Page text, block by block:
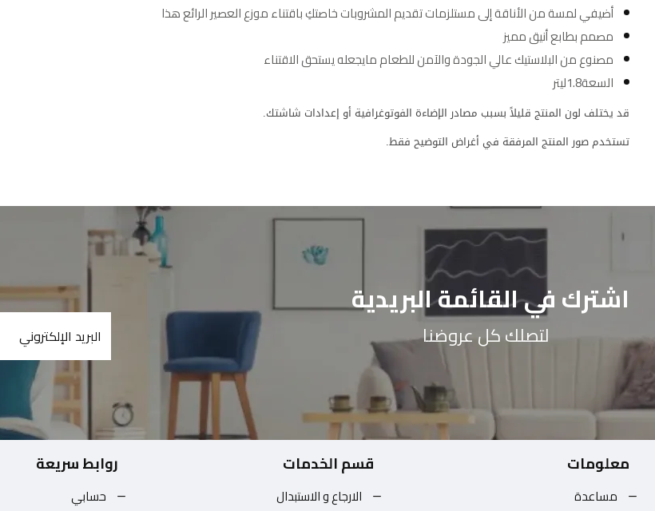
أضيفي لمسة من الأناقة إلى مستلزمات تقديم المشروبات خاصتكِ باقتناء موزع العصير الرائع هذا
مصمم بطابع أنيق مميز
مصنوع من البلاستيك عالي الجودة والآمن للطعام مايجعله يستحق الاقتناء
السعة1.8ليتر
قد يختلف لون المنتج قليلاً بسبب مصادر الإضاءة الفوتوغرافية أو إعدادات شاشتك.
تستخدم صور المنتج المرفقة في أغراض التوضيح فقط.
اشترك في القائمة البريدية
لتصلك كل عروضنا
معلومات
مساعدة
قسم الخدمات
الارجاع و الاستبدال
روابط سريعة
حسابي